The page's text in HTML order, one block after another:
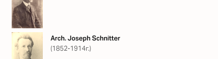
Arch. Joseph Schnitter
(1852-1914г.)